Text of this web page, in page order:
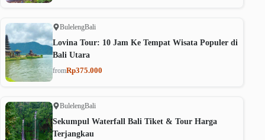
BulelengBali
Lovina Tour: 10 Jam Ke Tempat Wisata Populer di
Bali Utara
fromRp375.000
BulelengBali
Sekumpul Waterfall Bali Tiket & Tour Harga
Terjangkau